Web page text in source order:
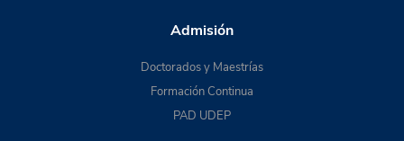
Admisión
Doctorados y Maestrías
Formación Continua
PAD UDEP